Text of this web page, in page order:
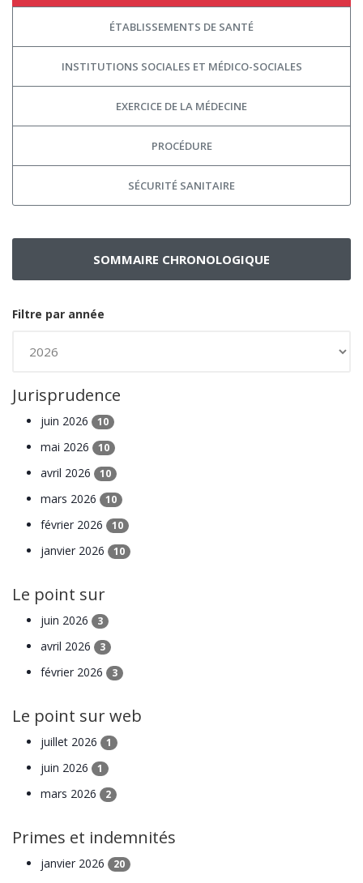
ÉTABLISSEMENTS DE SANTÉ
INSTITUTIONS SOCIALES ET MÉDICO-SOCIALES
EXERCICE DE LA MÉDECINE
PROCÉDURE
SÉCURITÉ SANITAIRE
SOMMAIRE CHRONOLOGIQUE
Filtre par année
Jurisprudence
juin 2026 10
mai 2026 10
avril 2026 10
mars 2026 10
février 2026 10
janvier 2026 10
Le point sur
juin 2026 3
avril 2026 3
février 2026 3
Le point sur web
juillet 2026 1
juin 2026 1
mars 2026 2
Primes et indemnités
janvier 2026 20